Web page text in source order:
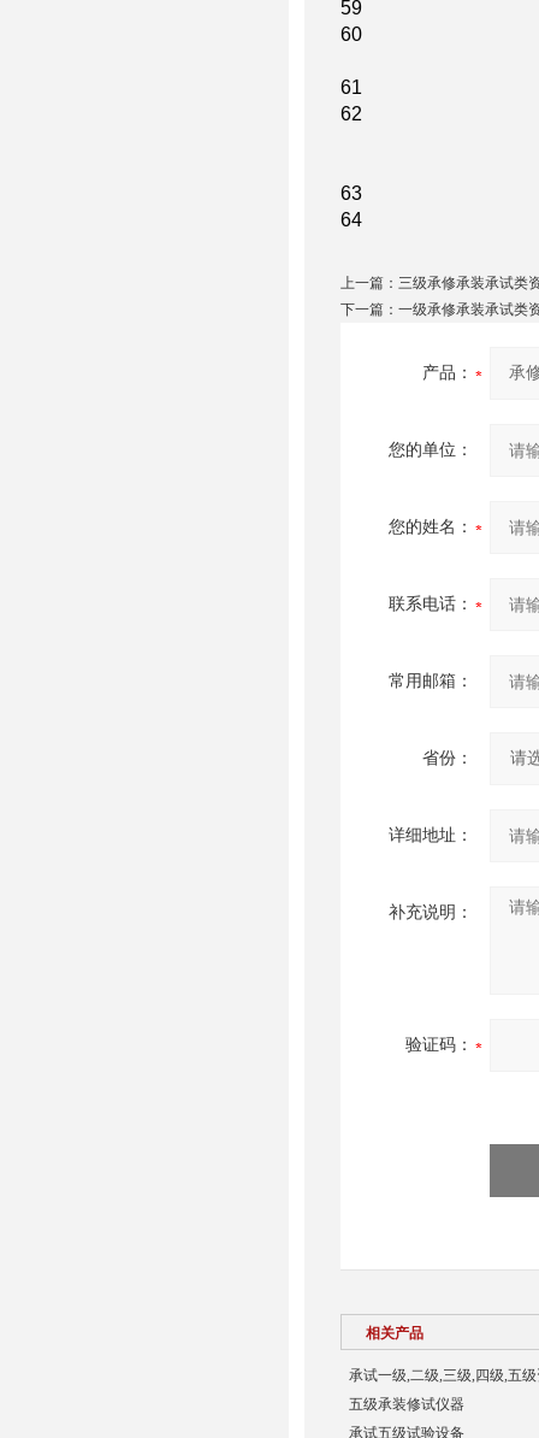
59
60
61
62
63
64
上一篇： 三级承修承装承试类
下一篇： 一级承修承装承试类
产品：
您的单位：
您的姓名：
联系电话：
常用邮箱：
省份：
详细地址：
补充说明：
验证码：
相关产品
承试一级,二级,三级,四级,五
五级承装修试仪器
承试五级试验设备